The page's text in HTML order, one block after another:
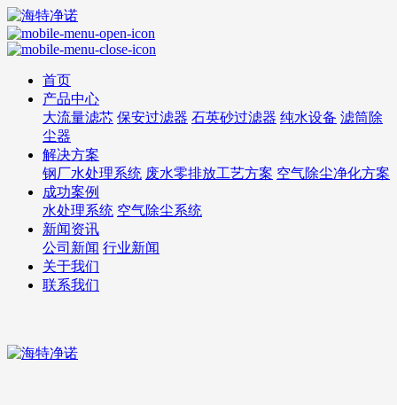
首页
产品中心
大流量滤芯 保安过滤器 石英砂过滤器 纯水设备 滤筒除
尘器
解决方案
钢厂水处理系统 废水零排放工艺方案 空气除尘净化方案
成功案例
水处理系统 空气除尘系统
新闻资讯
公司新闻 行业新闻
关于我们
联系我们